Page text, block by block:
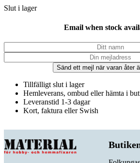
Slut i lager
Email when stock
Sänd ett mejl när varan åter
Tillfälligt slut i lager
Hemleverans, ombud eller hämta i
Leveranstid 1-3 dagar
Kort, faktura eller Swish